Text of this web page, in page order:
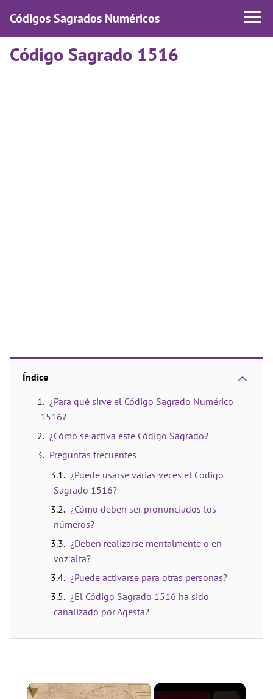
Códigos Sagrados Numéricos
Código Sagrado 1516
Índice
¿Para qué sirve el Código Sagrado Numérico
1516?
¿Cómo se activa este Código Sagrado?
Preguntas frecuentes
¿Puede usarse varias veces el Código
Sagrado 1516?
¿Cómo deben ser pronunciados los
números?
¿Deben realizarse mentalmente o en
voz alta?
¿Puede activarse para otras personas?
¿El Código Sagrado 1516 ha sido
canalizado por Agesta?
×